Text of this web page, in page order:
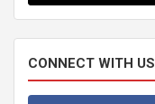
CONNECT WITH US